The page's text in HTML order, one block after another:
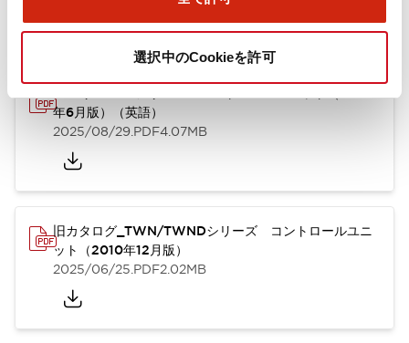
選択中のCookieを許可
年6月版）（英語）
2025/08/29.PDF4.07MB
旧カタログ_TWN/TWNDシリーズ コントロールユニ
ット（2010年12月版）
2025/06/25.PDF2.02MB